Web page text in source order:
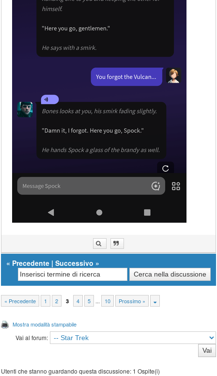
« Precedente |Successivo »
« Precedente 1 2 3 4 5 ... 10 Prossimo »
Mostra modalità stampabile
Vai al forum:
Utenti che stanno guardando questa discussione: 1 Ospite(i)